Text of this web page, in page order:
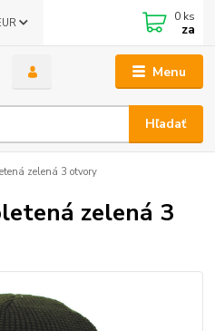
Menu
Hľadať
0 ks
za
zelená 3 otvory
zelená 3